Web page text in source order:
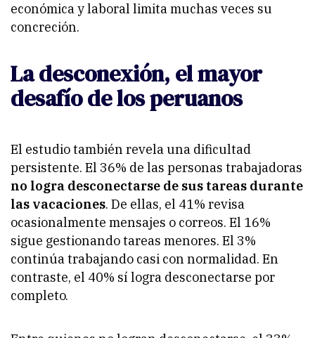
económica y laboral limita muchas veces su
concreción.
La desconexión, el mayor
desafío de los peruanos
El estudio también revela una dificultad
persistente. El 36% de las personas trabajadoras
no logra desconectarse de sus tareas durante
las vacaciones. De ellas, el 41% revisa
ocasionalmente mensajes o correos. El 16%
sigue gestionando tareas menores. El 3%
continúa trabajando casi con normalidad. En
contraste, el 40% sí logra desconectarse por
completo.